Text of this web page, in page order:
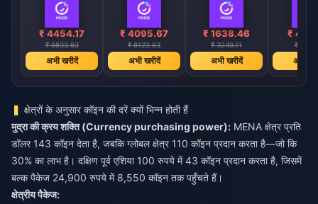
₹ 4454.17
₹ 8833.83
अभी खरीदें
₹ 4095.67
₹ 8122.83
अभी खरीदें
₹ 1638.46
₹ 3249.11
अभी खरीदें
₹
₹
अभी
क्षेत्रों के अनुसार कॉइन की दरें क्यों भिन्न होती हैं
मुद्रा की क्रय शक्ति (Currency purchasing power): MENA क्षेत्र प्रति
डॉलर 143 कॉइन देता है, जबकि ग्लोबल क्षेत्र 110 कॉइन प्रदान करता है—जो कि
30% का लाभ है। दक्षिण पूर्व एशिया 100 रुपये में 43 कॉइन प्रदान करता है, जिसमें
बल्क पैकेज 24,900 रुपये में 8,550 कॉइन तक पहुँचते हैं।
क्षेत्रीय पैकेज: